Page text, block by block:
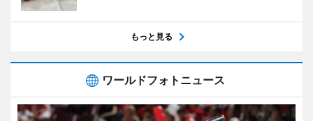
もっと見る
ワールドフォトニュース